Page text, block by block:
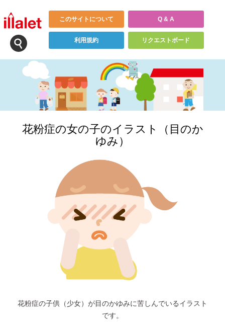
このサイトについて Q & A
利用規約 リクエストボード
花粉症の女の子のイラスト（目のか
ゆみ）
花粉症の子供（少女）が目のかゆみに苦しんでいるイラスト
です。